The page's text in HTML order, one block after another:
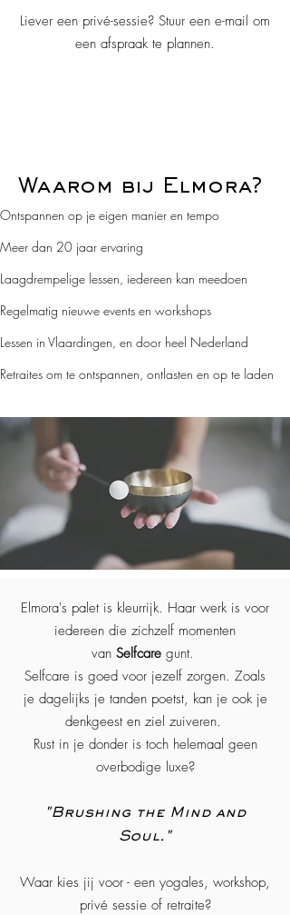
Liever een privé-sessie? Stuur een e-mail om
een afspraak te plannen.
Waarom bij Elmora?
Ontspannen op je eigen manier en tempo
Meer dan 20 jaar ervaring
Laagdrempelige lessen, iedereen kan meedoen
Regelmatig nieuwe events en workshops
Lessen in Vlaardingen, en door heel Nederland
Retraites om te ontspannen, ontlasten en op te laden
Elmora's palet is kleurrijk. Haar werk is voor
iedereen die zichzelf momenten
van Selfcare gunt.
Selfcare is goed voor jezelf zorgen. Zoals
je dagelijks je tanden poetst, kan je ook je
denkgeest en ziel zuiveren.
Rust in je donder is toch helemaal geen
overbodige luxe?
"Brushing the Mind and
Soul."
Waar kies jij voor - een yogales, workshop,
privé sessie of retraite?